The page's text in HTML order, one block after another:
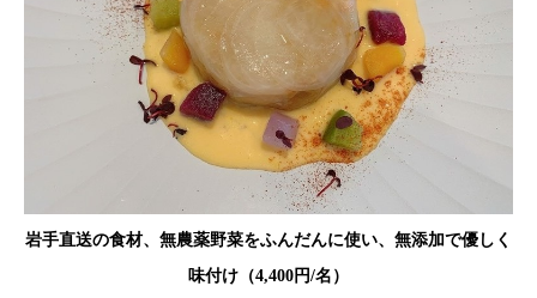
岩手直送の食材、無農薬野菜をふんだんに使い、無添加で優しく
味付け（4,400円/名）